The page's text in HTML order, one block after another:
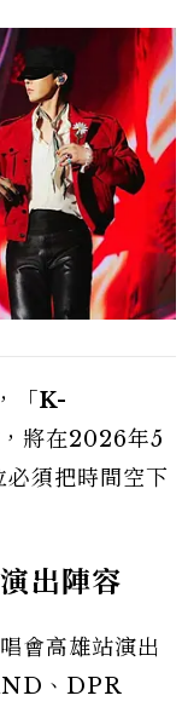
「K-
將在2026年5
須把時間空下
出陣容
會高雄站演出
、DPR